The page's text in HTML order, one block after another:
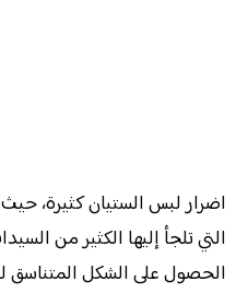
اضرار لبس الستيان كثيرة،
التي تلجأ إليها الكثير من
الحصول على الشكل المتناسق